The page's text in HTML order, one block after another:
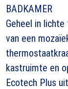
BADKAMER
Geheel in
van een
kastruimte en
Ecotech Plus